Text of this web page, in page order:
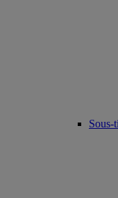
Sous-